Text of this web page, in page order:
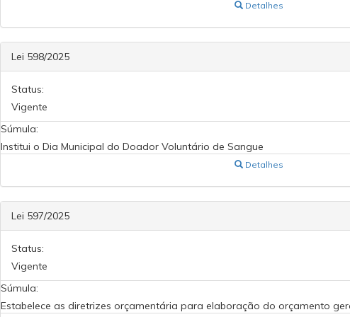
Detalhes
Lei 598/2025
Status:
Vigente
Súmula:
Institui o Dia Municipal do Doador Voluntário de Sangue
Detalhes
Lei 597/2025
Status:
Vigente
Súmula:
Estabelece as diretrizes orçamentária para elaboração do orçamento